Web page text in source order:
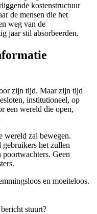
kostenstructuur
de mensen die het
weg van de
jaar stil absorbeerden.
zijn tijd. Maar zijn tijd
institutioneel, op
een wereld die open,
wereld zal bewegen.
het zullen
Geen
en moeiteloos.
stuurt?